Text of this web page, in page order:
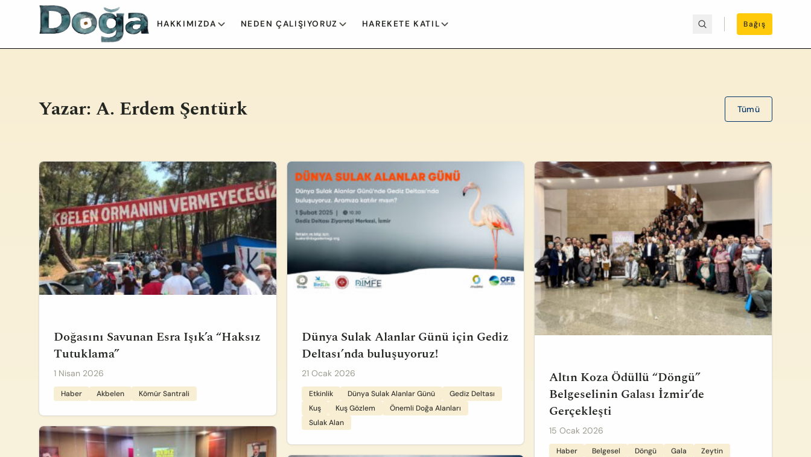
İçeriğe geç
HAKKIMIZDA NEDEN ÇALIŞIYORUZ HAREKETE KATIL Bağış
Yazar:A. Erdem Şentürk Tümü
Doğasını Savunan Esra Işık’a “Haksız
Tutuklama”
1 Nisan 2026
Haber Akbelen Kömür Santrali
Dünya Sulak Alanlar Günü için Gediz
Deltası’nda buluşuyoruz!
21 Ocak 2026
Etkinlik Dünya Sulak Alanlar Günü
Gediz Deltası
Kuş
Kuş Gözlem
Önemli Doğa Alanları
Sulak Alan
Altın Koza Ödüllü “Döngü”
Belgeselinin Galası İzmir’de
Gerçekleşti
15 Ocak 2026
Haber Belgesel Döngü Gala Zeytin